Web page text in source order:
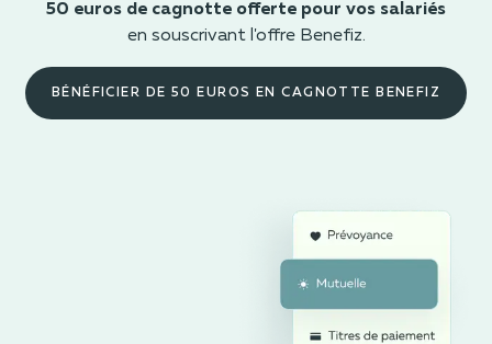
50 euros de cagnotte offerte pour vos salariés
en souscrivant l'offre Benefiz.
BÉNÉFICIER DE 50 EUROS EN CAGNOTTE BENEFIZ